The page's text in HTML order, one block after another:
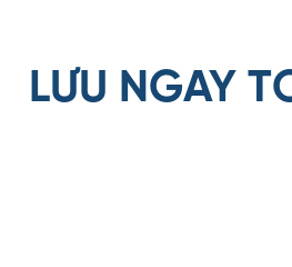
LƯU NGAY